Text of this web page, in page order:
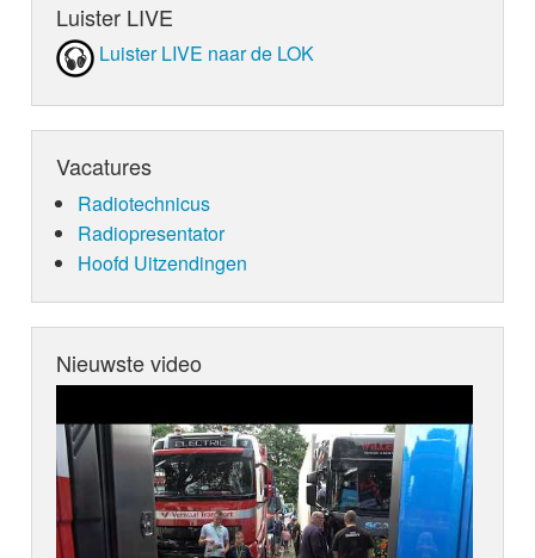
Luister LIVE
Luister LIVE naar de LOK
Vacatures
Radiotechnicus
Radiopresentator
Hoofd Uitzendingen
Nieuwste video